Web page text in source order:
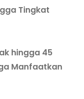
Tingkat
hingga 45
Manfaatkan